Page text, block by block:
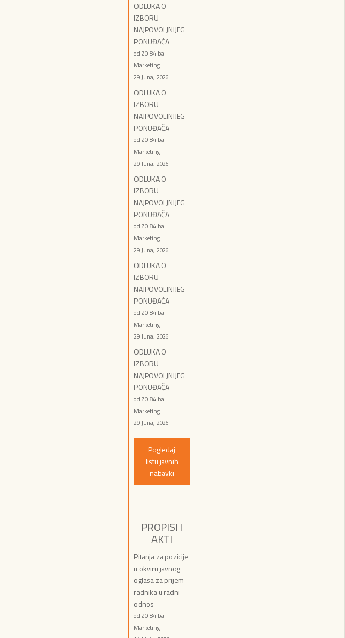
ODLUKA O
IZBORU
NAJPOVOLJNIJEG
PONUĐAČA
od ZOI84.ba
Marketing
29 Juna, 2026
ODLUKA O
IZBORU
NAJPOVOLJNIJEG
PONUĐAČA
od ZOI84.ba
Marketing
29 Juna, 2026
ODLUKA O
IZBORU
NAJPOVOLJNIJEG
PONUĐAČA
od ZOI84.ba
Marketing
29 Juna, 2026
ODLUKA O
IZBORU
NAJPOVOLJNIJEG
PONUĐAČA
od ZOI84.ba
Marketing
29 Juna, 2026
ODLUKA O
IZBORU
NAJPOVOLJNIJEG
PONUĐAČA
od ZOI84.ba
Marketing
29 Juna, 2026
Pogledaj
listu javnih
nabavki
PROPISI I
AKTI
Pitanja za pozicije
u okviru javnog
oglasa za prijem
radnika u radni
odnos
od ZOI84.ba
Marketing